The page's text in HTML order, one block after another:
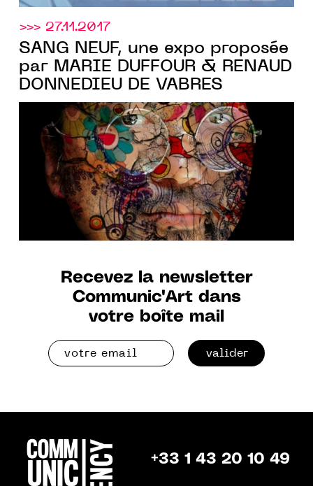
>>> 27.11.2017
SANG NEUF, une expo proposée
par MARIE DUFFOUR & RENAUD
DONNEDIEU DE VABRES
Recevez la newsletter
Communic'Art dans
votre boîte mail
valider
+33 1 43 20 10 49